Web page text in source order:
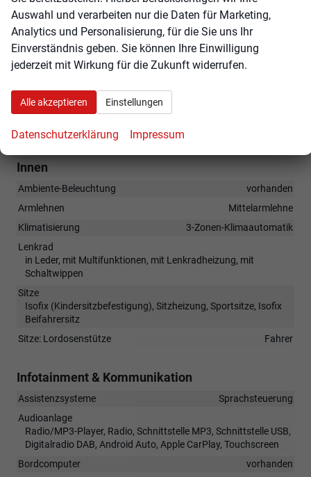
(4KF) Scheiben seitlich in Wärmeschutzver- glasung,
ab B-Säule und hinten dunkel eingefärbt
(N0L) Sitzbezüge in Stoff
(QH1) Sprachsteuerung
(6I1) Spurhalteassistent
(3GN) Variables Ladebodenkonzept
(GV1) Vorbereitung Alcohol Interlock
Innen
Ambiente-Beleuchtung
vorhanden
Armlehnen
Mittelarmlehne
Klimatisierung
3-Zonen-Klimaautomatik
Lenkrad
in Leder, mit Multifunktionen, mit Lenkradheizung, mit
Schaltwippen
Sitze
Isofix (Kindersitzbefestigung), Sitzheizung, Sportsitze, Isofix
Beifahrersitz
Sitze: Lordosenstütze
Fahrer
Infotainment & Kommunikation
Assistenzsysteme
Sprachsteuerung
Audioanlage
Radio/MP3-Player, Radio, Schnittstelle MP3, Schnittstelle USB,
Digitalradio DAB, Android Auto, Apple CarPlay, Touchscreen
Bordcomputer
vorhanden
Auswahl und verarbeiten nur die Daten für Marketing,
Analytics und Personalisierung, für die Sie uns Ihr
Einverständnis geben. Sie können Ihre Einwilligung
jederzeit mit Wirkung für die Zukunft widerrufen.
Alle akzeptieren Einstellungen
Datenschutzerklärung Impressum